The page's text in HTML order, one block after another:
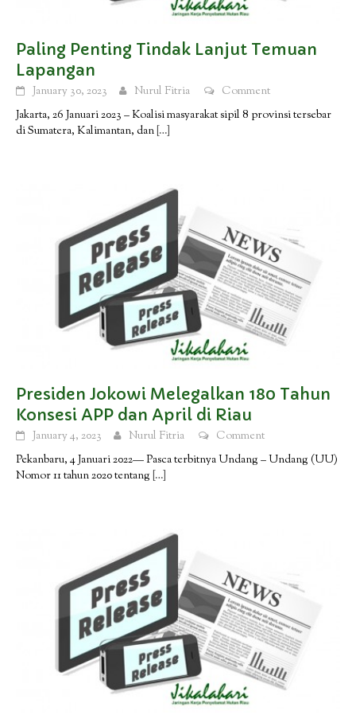
Paling Penting Tindak Lanjut Temuan
Lapangan
January 30, 2023 Nurul Fitria
Comment
Jakarta, 26 Januari 2023 – Koalisi masyarakat sipil 8 provinsi tersebar
di Sumatera, Kalimantan, dan […]
Presiden Jokowi Melegalkan 180 Tahun
Konsesi APP dan April di Riau
January 4, 2023 Nurul Fitria
Comment
Pekanbaru, 4 Januari 2022— Pasca terbitnya Undang – Undang (UU)
Nomor 11 tahun 2020 tentang […]